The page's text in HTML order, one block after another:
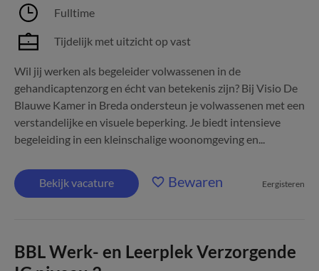
Fulltime
Tijdelijk met uitzicht op vast
Wil jij werken als begeleider volwassenen in de
gehandicaptenzorg en écht van betekenis zijn? Bij Visio De
Blauwe Kamer in Breda ondersteun je volwassenen met een
verstandelijke en visuele beperking. Je biedt intensieve
begeleiding in een kleinschalige woonomgeving en...
Bekijk vacature Bewaren Eergisteren
BBL Werk- en Leerplek Verzorgende